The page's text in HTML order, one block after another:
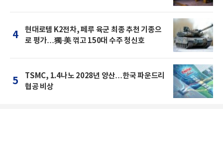
4
현대로템 K2전차, 페루 육군 최종 추천 기종으
로 평가…獨·美 꺾고 150대 수주 청신호
5
TSMC, 1.4나노 2028년 양산…한국 파운드리
협공 비상